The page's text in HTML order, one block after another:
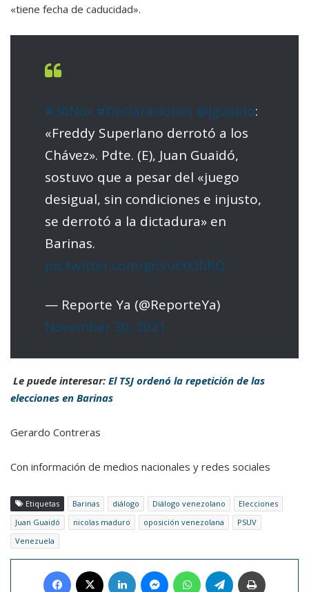
«tiene fecha de caducidad».
#30Nov #Declaraciones @jguaido:
«Freddy Superlano derrotó a los
Chávez». Pdte. (E), Juan Guaidó,
sostuvo que a pesar del «juego
desigual, sin condiciones e injusto,
se derrotó a la dictadura» en
Barinas.
pic.twitter.com/gnVurXOhRQ
— Reporte Ya (@ReporteYa)
November 30, 2021
Le puede interesar: El TSJ ordenó la repetición de las
elecciones en Barinas
Gerardo Contreras
Con información de medios nacionales y redes sociales
Etiquetas Barinas diálogo Diálogo venezolano
Elecciones
Juan Guaidó
nicolas maduro oposición venezolana
PSUV
Venezuela
Facebook LinkedIn MessengerWhatsAppTelegram